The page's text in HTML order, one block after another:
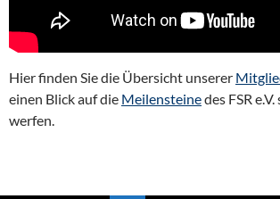
Hier finden Sie die Übersicht unserer
einen Blick auf die Meilensteinedes FSR
werfen.